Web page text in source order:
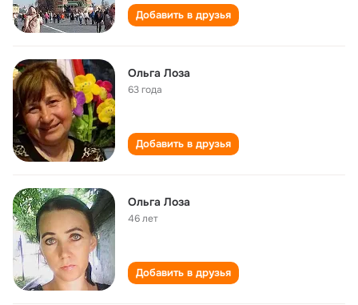
Добавить в друзья
Ольга Лоза
63 года
Добавить в друзья
Ольга Лоза
46 лет
Добавить в друзья